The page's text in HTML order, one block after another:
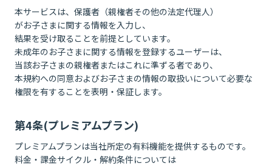
本サービスは、保護者（親権者その他の法定代理人）
がお子さまに関する情報を入力し、
結果を受け取ることを前提としています。
未成年のお子さまに関する情報を登録するユーザーは、
当該お子さまの親権者またはこれに準ずる者であり、
本規約への同意およびお子さまの情報の取扱いについて必要な
権限を有することを表明・保証します。
第4条(プレミアムプラン)
プレミアムプランは当社所定の有料機能を提供するものです。
料金・課金サイクル・解約条件については